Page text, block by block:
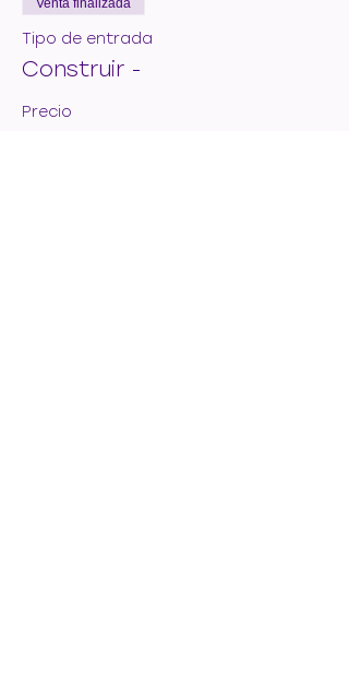
Tipo de entrada
Construir -
Precio